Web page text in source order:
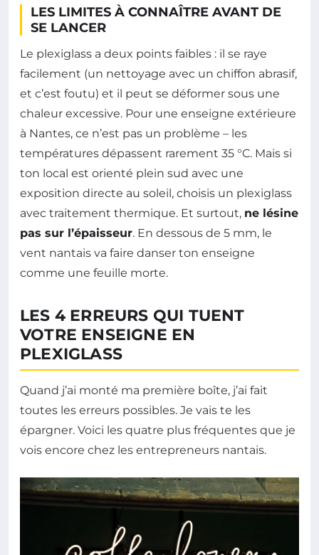
LES LIMITES À CONNAÎTRE AVANT DE
SE LANCER
Le plexiglass a deux points faibles : il se raye
facilement (un nettoyage avec un chiffon abrasif,
et c’est foutu) et il peut se déformer sous une
chaleur excessive. Pour une enseigne extérieure
à Nantes, ce n’est pas un problème – les
températures dépassent rarement 35 °C. Mais si
ton local est orienté plein sud avec une
exposition directe au soleil, choisis un plexiglass
avec traitement thermique. Et surtout, ne lésine
pas sur l’épaisseur. En dessous de 5 mm, le
vent nantais va faire danser ton enseigne
comme une feuille morte.
LES 4 ERREURS QUI TUENT
VOTRE ENSEIGNE EN
PLEXIGLASS
Quand j’ai monté ma première boîte, j’ai fait
toutes les erreurs possibles. Je vais te les
épargner. Voici les quatre plus fréquentes que je
vois encore chez les entrepreneurs nantais.